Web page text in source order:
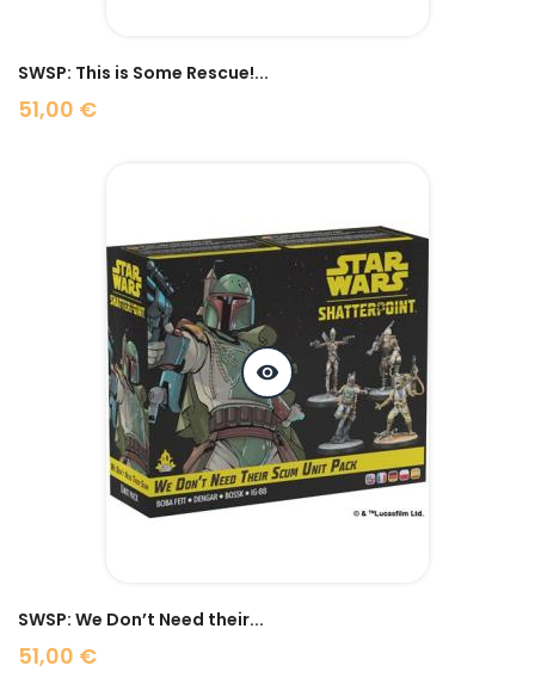
SWSP: This is Some Rescue!...
51,00 €
Prix
visibility
SWSP: We Don’t Need their...
51,00 €
Prix